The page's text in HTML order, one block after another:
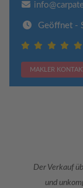
Geöffnet -
MAKLER
Danke an
Adriana